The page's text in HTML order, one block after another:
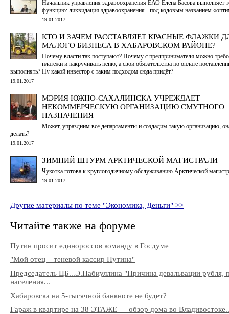
Начальник управления здравоохранения ЕАО Елена Басова выполняет
функцию: ликвидация здравоохранения - под кодовым названием
19.01.2017
КТО И ЗАЧЕМ РАССТАВЛЯЕТ КРАСНЫЕ ФЛАЖКИ
МАЛОГО БИЗНЕСА В ХАБАРОВСКОМ РАЙОНЕ?
Почему власти так поступают? Почему с предпринимателя можно
платежи и накручивать пеню, а свои обязательства по оплате
выполнять? Ну какой инвестор с таким подходом сюда придёт?
19.01.2017
МЭРИЯ ЮЖНО-САХАЛИНСКА УЧРЕЖДАЕТ
НЕКОММЕРЧЕСКУЮ ОРГАНИЗАЦИЮ СМУТНОГО
НАЗНАЧЕНИЯ
Может, упраздним все департаменты и создадим такую организацию,
делать?
19.01.2017
ЗИМНИЙ ШТУРМ АРКТИЧЕСКОЙ МАГИСТРАЛИ
Чукотка готова к круглогодичному обслуживанию Арктической
19.01.2017
Другие материалы по теме "Экономика, Деньги" >>
Читайте также на форуме
Путин просит единороссов команду в Госдуме
"Мой отец – теневой кассир Путина"
Председатель ЦБ...Э.Набиуллина "Причина девальвации рубля,
населения...
Хабаровска на 5-тысячной банкноте не будет?
Гараж в квартире на 38 ЭТАЖЕ — обзор дома во